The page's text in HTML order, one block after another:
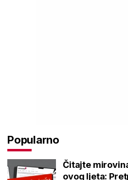
Popularno
Čitajte
ovog ljeta: